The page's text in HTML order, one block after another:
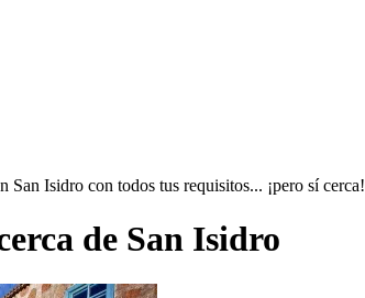
San Isidro con todos tus requisitos... ¡pero sí cerca!
de San Isidro